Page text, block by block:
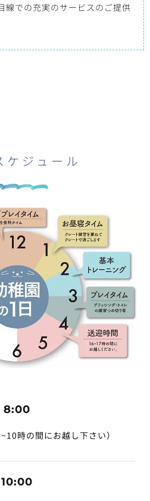
線での充実のサービスのご提供
ケジュール
8:00
時の間にお越し下さい）
10:00